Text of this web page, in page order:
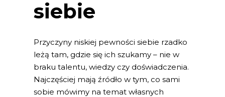
siebie
Przyczyny niskiej pewności siebie rzadko
leżą tam, gdzie się ich szukamy – nie w
braku talentu, wiedzy czy doświadczenia.
Najczęściej mają źródło w tym, co sami
sobie mówimy na temat własnych